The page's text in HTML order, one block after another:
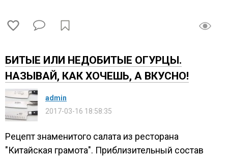
БИТЫЕ ИЛИ НЕДОБИТЫЕ ОГУРЦЫ.
НАЗЫВАЙ, КАК ХОЧЕШЬ, А ВКУСНО!
admin
2017-03-16 18:58:35
Рецепт знаменитого салата из ресторана
"Китайская грамота". Приблизительный состав